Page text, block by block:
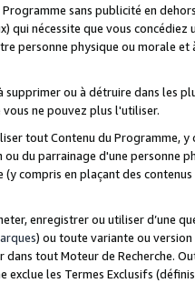
sans publicité en
qui nécessite que vous
personne physique ou morale
supprimer ou à détruire dans les
ne pouvez plus l'utiliser.
tout Contenu du Programme,
du parrainage d'une personne
compris en plaçant des
enregistrer ou utiliser d’une
) ou toute variante ou
dans tout Moteur de Recherche.
exclue les Termes Exclusifs